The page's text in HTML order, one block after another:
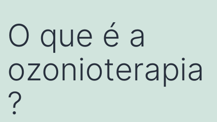
O que é a
ozonioterapia
?